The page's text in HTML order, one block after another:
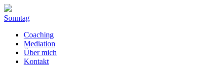
Sonntag
Coaching
Mediation
Über mich
Kontakt